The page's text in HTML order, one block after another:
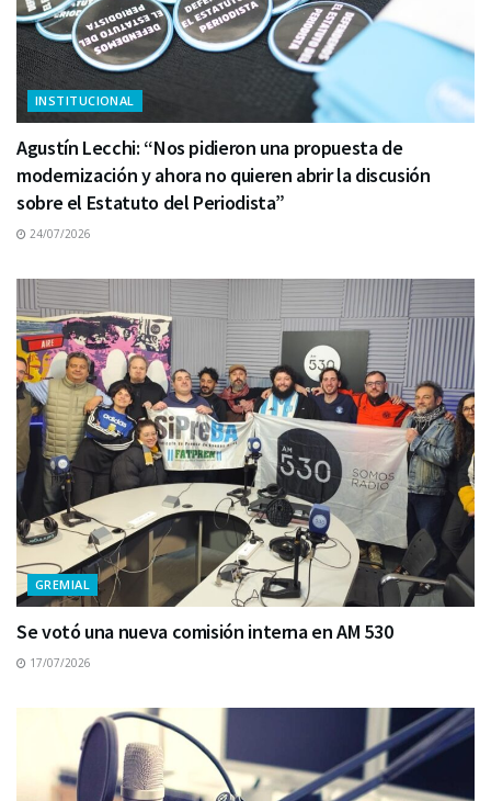
INSTITUCIONAL
Agustín Lecchi: “Nos pidieron una propuesta de
modernización y ahora no quieren abrir la discusión
sobre el Estatuto del Periodista”
24/07/2026
GREMIAL
Se votó una nueva comisión interna en AM 530
17/07/2026